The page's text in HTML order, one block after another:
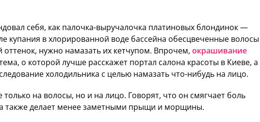
себя, как палочка-выручалочка платиновых блондинок —
купания в хлорированной воде бассейна обесцвеченные волосы
нужно намазать их кетчупом. Впрочем, окрашивание
о которой лучше расскажет портал салона красоты в Киеве, а
холодильника с целью намазать что-нибудь на лицо.
на волосы, но и на лицо. Говорят, что он смягчает боль
также делает менее заметными прыщи и морщины.